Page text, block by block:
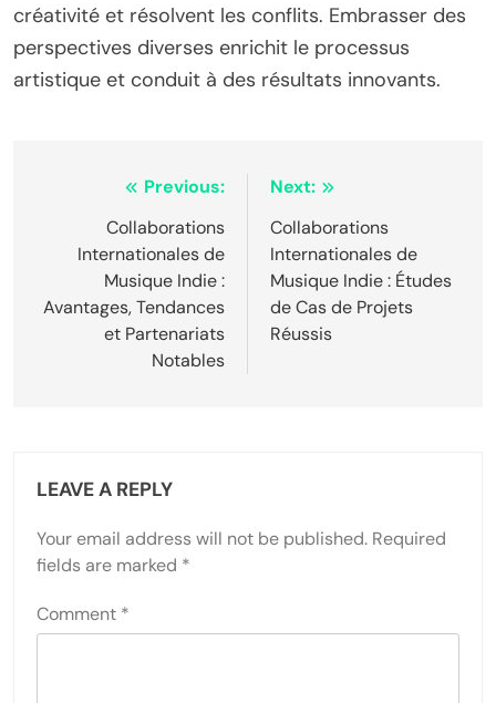
créativité et résolvent les conflits. Embrasser des
perspectives diverses enrichit le processus
artistique et conduit à des résultats innovants.
Post navigation
Previous:
Collaborations
Internationales de
Musique Indie :
Avantages, Tendances
et Partenariats
Notables
Next:
Collaborations
Internationales de
Musique Indie : Études
de Cas de Projets
Réussis
LEAVE A REPLY
Your email address will not be published. Required
fields are marked *
Comment *